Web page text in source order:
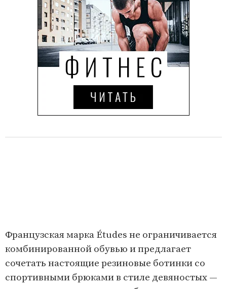
Французская марка Études не ограничивается
комбинированной обувью и предлагает
сочетать настоящие резиновые ботинки со
спортивными брюками в стиле девяностых —